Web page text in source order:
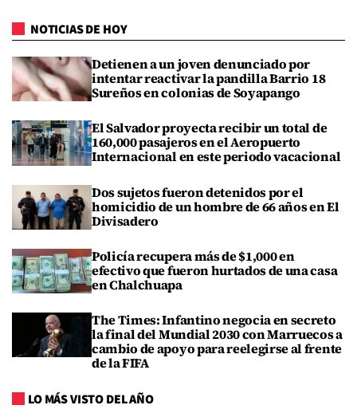
NOTICIAS DE HOY
Detienen a un joven denunciado por
intentar reactivar la pandilla Barrio 18
Sureños en colonias de Soyapango
El Salvador proyecta recibir un total de
160,000 pasajeros en el Aeropuerto
Internacional en este periodo vacacional
Dos sujetos fueron detenidos por el
homicidio de un hombre de 66 años en El
Divisadero
Policía recupera más de $1,000 en
efectivo que fueron hurtados de una casa
en Chalchuapa
The Times: Infantino negocia en secreto
la final del Mundial 2030 con Marruecos a
cambio de apoyo para reelegirse al frente
de la FIFA
LO MÁS VISTO DEL AÑO